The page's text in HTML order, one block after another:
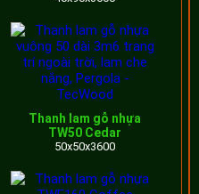
nêu trên củalam nhựa
màu sắc và mẫu mã. Do
trang trí nhà ở hiện nay tại
Thanh lam gỗ nhựa
TW50 Cedar
50x50x3600